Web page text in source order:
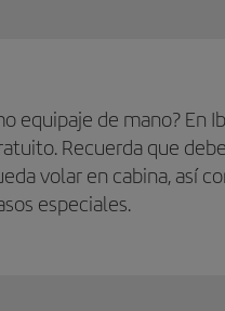
equipaje de mano?
Recuerda que
volar en cabina, así
especiales.